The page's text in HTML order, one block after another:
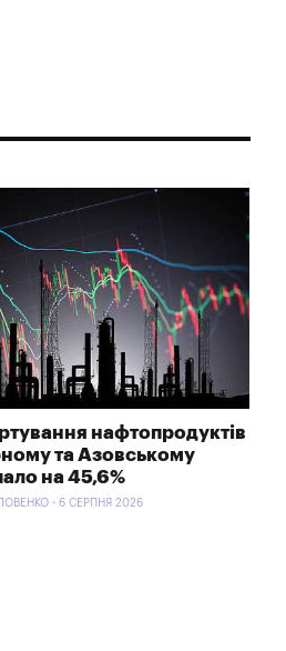
нафтопродуктів
та Азовському
на 45,6%
- 6 СЕРПНЯ 2026